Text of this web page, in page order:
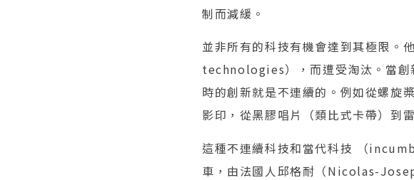
制而減緩。
並非所有的科技有機會達到其極限
technologies），而遭受淘汰。當創
時的創新就是不連續的。例如從螺旋
影印，從黑膠唱片（類比式卡帶）到
這種不連續科技和當代科技 （
車，由法國人邱格耐（Nicolas-